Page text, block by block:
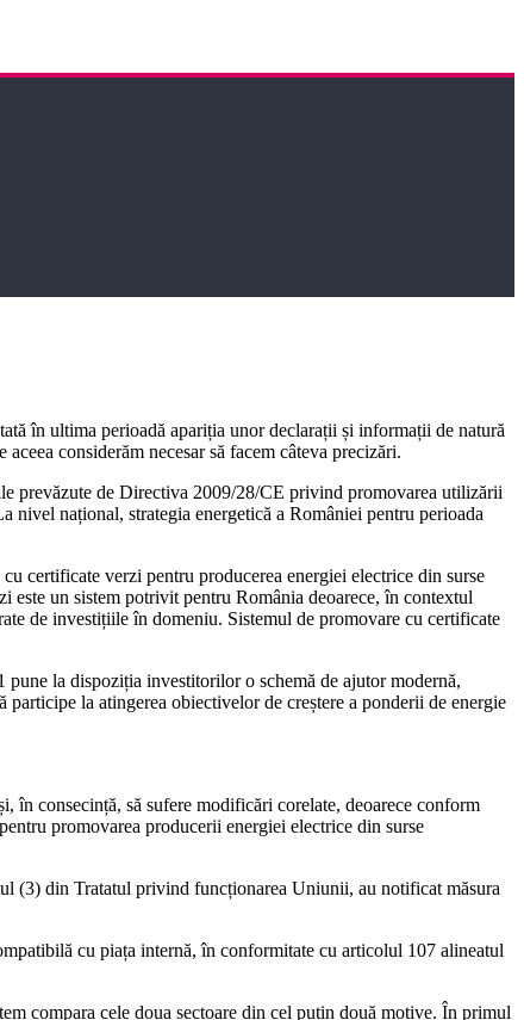
în ultima perioadă apariția unor declarații și informații de natură
considerăm necesar să facem câteva precizări.
prevăzute de Directiva 2009/28/CE privind promovarea utilizării
național, strategia energetică a României pentru perioada
certificate verzi pentru producerea energiei electrice din surse
este un sistem potrivit pentru România deoarece, în contextul
de investițiile în domeniu. Sistemul de promovare cu certificate
la dispoziția investitorilor o schemă de ajutor modernă,
la atingerea obiectivelor de creștere a ponderii de energie
în consecință, să sufere modificări corelate, deoarece conform
promovarea producerii energiei electrice din surse
(3) din Tratatul privind funcționarea Uniunii, au notificat măsura
cu piața internă, în conformitate cu articolul 107 alineatul
compara cele doua sectoare din cel puțin două motive. În primul